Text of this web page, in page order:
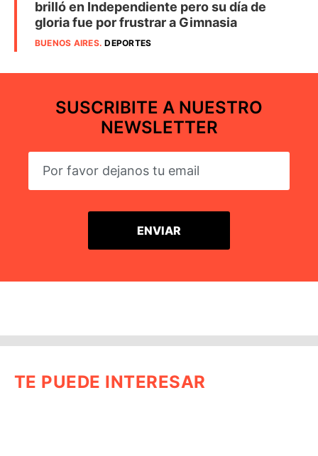
brilló en Independiente pero su día de
gloria fue por frustrar a Gimnasia
BUENOS AIRES.DEPORTES
SUSCRIBITE A NUESTRO
NEWSLETTER
TE PUEDE INTERESAR